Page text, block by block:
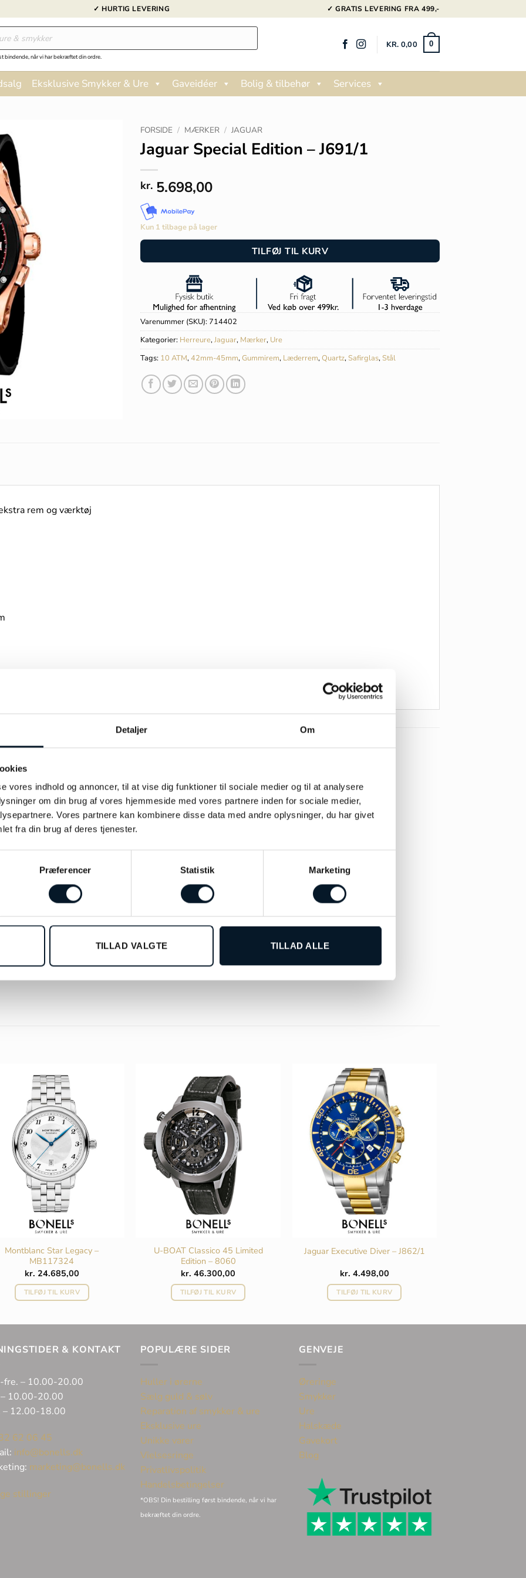
Detaljer Om
vores indhold og annoncer, til at vise dig funktioner til sociale medier og til at analysere
om din brug af vores hjemmeside med vores partnere inden for sociale medier,
Vores partnere kan kombinere disse data med andre oplysninger, du har givet
fra din brug af deres tjenester.
Præferencer Statistik Marketing
TILLAD VALGTE TILLAD ALLE
✓ HURTIG LEVERING ✓ GRATIS LEVERING FRA 499,-
bindende, når vi har bekræftet din ordre.
KR. 0,00 0
Eksklusive Smykker & Ure Gaveidéer Bolig & tilbehør Services
FORSIDE / MÆRKER / JAGUAR
Jaguar Special Edition – J691/1
kr. 5.698,00
Kun 1 tilbage på lager
TILFØJ TIL KURV
Varenummer (SKU):714402
Kategorier: Herreure,Jaguar, Mærker, Ure
Tags: 10 ATM,42mm-45mm,Gummirem, Læderrem,Quartz, Safirglas, Stål
rem og værktøj
I…
Montblanc Star Legacy –
MB117324
kr. 24.685,00
TILFØJ TIL KURV
U-BOAT Classico 45 Limited
Edition – 8060
kr. 46.300,00
TILFØJ TIL KURV
Jaguar Executive Diver – J862/1
kr. 4.498,00
TILFØJ TIL KURV
& KONTAKT
fre. – 10.00-20.00
10.00-20.00
– 12.00-18.00
62 06 45
info@bonells.dk
marketing@bonells.dk
stillinger
POPULÆRE SIDER
Huller i ørerne
Sælg guld & sølv
Reparation af smykker & ure
Eksklusive ure
Unikke varer
Vielsesringe
Privatlivspolitik
Handelsbetingelser
*OBS! Din bestilling først bindende, når vi har
bekræftet din ordre.
GENVEJE
Øreringe
Smykker
Ure
Halskæde
Gavekort
Blog